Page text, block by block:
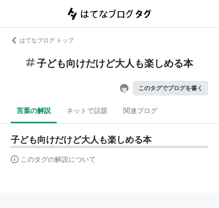
はてなブログ トップ
子ども向けだけど大人も楽しめる本
このタグでブログを書く
言葉の解説 ネットで話題 関連ブログ
子ども向けだけど大人も楽しめる本
このタグの解説について